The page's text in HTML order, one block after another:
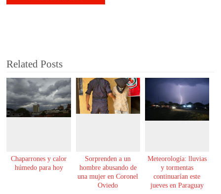
Related Posts
Chaparrones y calor
húmedo para hoy
Sorprenden a un
hombre abusando de
una mujer en Coronel
Oviedo
Meteorología: lluvias
y tormentas
continuarían este
jueves en Paraguay